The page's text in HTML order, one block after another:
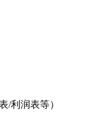
/利润表等）